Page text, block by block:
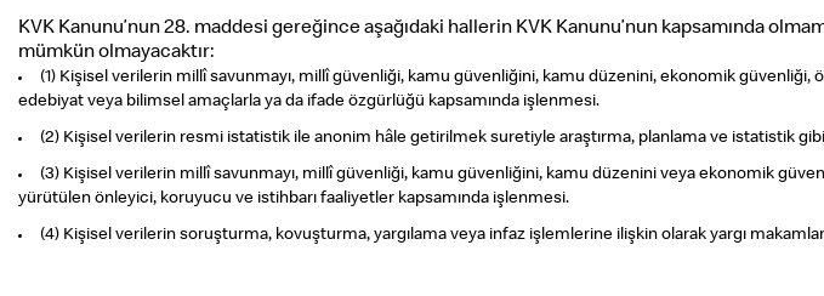
KVK Kanunu’nun 28. maddesi gereğince aşağıdaki hallerin KVK Kanunu’nun kapsamında
mümkün olmayacaktır:
(1) Kişisel verilerin millî savunmayı, millî güvenliği, kamu güvenliğini, kamu düzenini, ekonomik güvenliği,
edebiyat veya bilimsel amaçlarla ya da ifade özgürlüğü kapsamında işlenmesi.
(2) Kişisel verilerin resmi istatistik ile anonim hâle getirilmek suretiyle araştırma, planlama ve istatistik
(3) Kişisel verilerin millî savunmayı, millî güvenliği, kamu güvenliğini, kamu düzenini veya ekonomik
yürütülen önleyici, koruyucu ve istihbarı faaliyetler kapsamında işlenmesi.
(4) Kişisel verilerin soruşturma, kovuşturma, yargılama veya infaz işlemlerine ilişkin olarak yargı